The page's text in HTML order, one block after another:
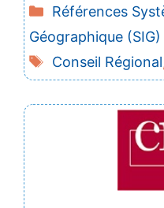
Catégories
Références
Géographique (SIG)
Étiquettes
Conseil Régional